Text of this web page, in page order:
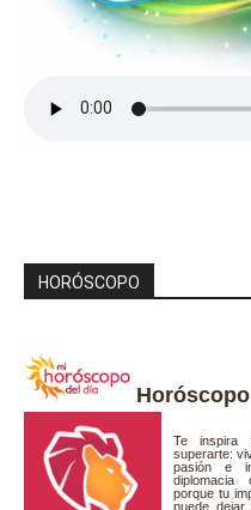
HORÓSCOPO
Horóscopo